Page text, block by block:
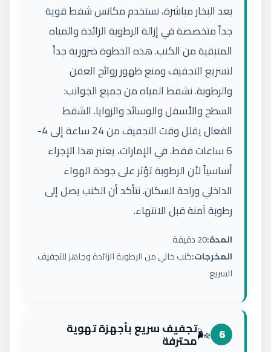
بعد البخار مباشرة، نستخدم مكانس شفط قوية
جداً متخصصة في إزالة الرطوبة الزائدة والمياه
المتبقية من الكنب. هذه الخطوة ضرورية جداً
لتسريع التجفيف ومنع ظهور روائح العفن
والرطوبة. نشفط المياه من جميع الجوانب:
السطح والأسفل والوسائد والزوايا. الشفط
الفعال يقلل وقت التجفيف من 24 ساعة إلى 4-
6 ساعات فقط. في الإمارات، يعتبر هذا الإجراء
أساسياً لأن الرطوبة تؤثر على جودة الهواء
الداخلي وراحة السكان. نتأكد أن الكنب يصل إلى
رطوبة آمنة قبل الانتهاء.
المدة:20 دقيقة
المخرجات:كنب خالي من الرطوبة الزائدة وجاهز للتجفيف
السريع
6
🌬️تجفيف سريع بأجهزة تهوية
محترفة